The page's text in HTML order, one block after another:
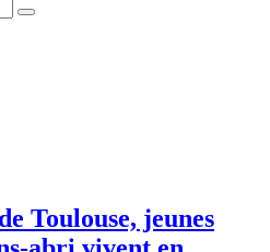
Toulouse, jeunes